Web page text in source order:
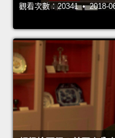
觀看次數：20341 • 2018-